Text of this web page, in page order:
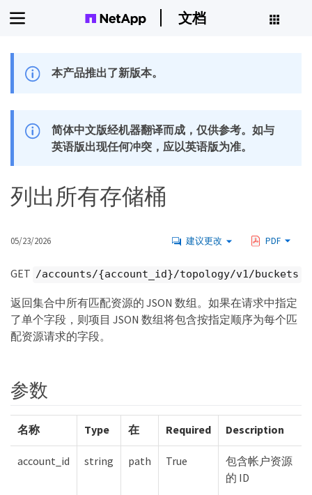
文档
本产品推出了新版本。
简体中文版经机器翻译而成，仅供参考。如与
英语版出现任何冲突，应以英语版为准。
列出所有存储桶
05/23/2026 建议更改 PDF
GET /accounts/{account_id}/topology/v1/buckets
返回集合中所有匹配资源的 JSON 数组。如果在请求中指定
了单个字段，则项目 JSON 数组将包含按指定顺序为每个匹
配资源请求的字段。
参数
名称 Type 在 Required Description
account_id string path True
包含帐户资源
的 ID